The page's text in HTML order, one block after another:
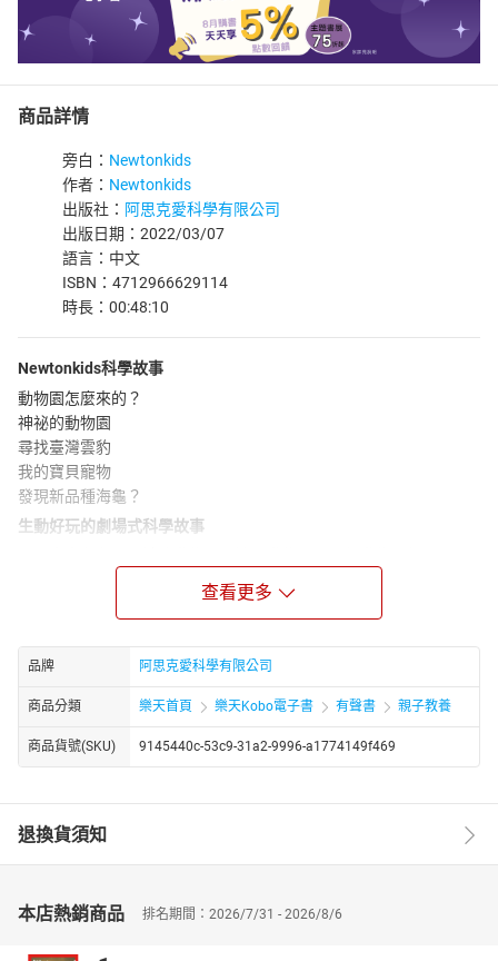
商品詳情
旁白： Newtonkids
作者： Newtonkids
出版社： 阿思克愛科學有限公司
出版日期：2022/03/07
語言：中文
ISBN：4712966629114
時長：00:48:10
Newtonkids科學故事
動物園怎麼來的？
神祕的動物園
尋找臺灣雲豹
我的寶貝寵物
發現新品種海龜？
生動好玩的劇場式科學故事
樣！裡面的動物雖然曾經生活在地球上，但是現在都已經滅絕了……
像是史德拉海牛、大海雀、旅鴿、斑驢等。這些動物都曾經生活在
們在過去一、兩百年之間就全部滅亡消失不見，只能在神祕動物園
才看得到了。除此之外，還有些動物也正面臨相同的命運，如果再
不保護，就要滅絕而進入神祕動物園了！跟著阿思克一起前進神祕
動物園認識這些動物，也要學著愛護現有的動物喔！
Newtonkids新小牛頓
事。
查看更多
品牌 阿思克愛科學有限公司
商品分類 樂天首頁 樂天Kobo電子書 有聲書 親子教養
商品貨號(SKU) 9145440c-53c9-31a2-9996-a1774149f469
退換貨須知
本店熱銷商品 排名期間：2026/7/31 - 2026/8/6